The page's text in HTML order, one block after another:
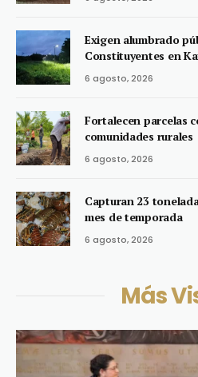
Exigen alumbrado
Constituyentes en
6 agosto, 2026
Fortalecen parcelas
comunidades rurales
6 agosto, 2026
Capturan 23
mes de temporada
6 agosto, 2026
Más